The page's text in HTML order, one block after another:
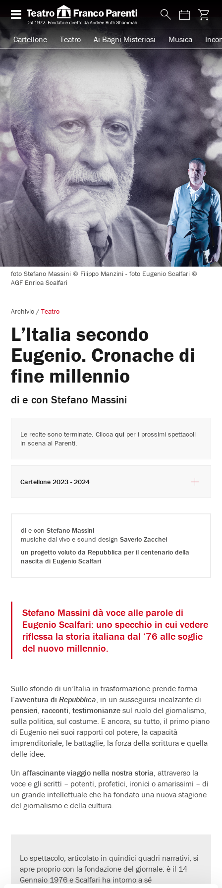
Cartellone Teatro Ai Bagni Misteriosi Musica
foto Stefano Massini © Filippo Manzini - foto Eugenio Scalfari ©
AGF Enrica Scalfari
Archivio /Teatro
L’Italia secondo
Eugenio. Cronache di
fine millennio
di e con Stefano Massini
di e conStefano Massini
musiche dal vivo e sound designSaverio Zacchei
un progetto voluto da Repubblica per il centenario della
nascita di Eugenio Scalfari
Stefano Massini dà voce alle parole di
Eugenio Scalfari: uno specchio in cui vedere
riflessa la storia italiana dal ‘76 alle soglie
del nuovo millennio.
Sullo sfondo di un’Italia in trasformazione prende forma
l’avventura diRepubblica , in un susseguirsi incalzante di
pensieri racconti ,testimonianze sul ruolo del giornalismo,
sulla politica, sul costume. E ancora, su tutto, il primo piano
di Eugenio nei suoi rapporti col potere, la capacità
imprenditoriale, le battaglie, la forza della scrittura e quella
delle idee.
Unaffascinante viaggio nella nostra storia , attraverso la
voce e gli scritti – potenti, profetici, ironici o amarissimi – di
un grande intellettuale che ha fondato una nuova stagione
del giornalismo e della cultura.
Lo spettacolo, articolato in quindici quadri narrativi, si
apre proprio con la fondazione del giornale: è il 14
Gennaio 1976 e Scalfari ha intorno a sé
Le recite sono terminate. Cliccaqui per i prossimi spettacoli
in scena al Parenti.
Cartellone 2023 - 2024